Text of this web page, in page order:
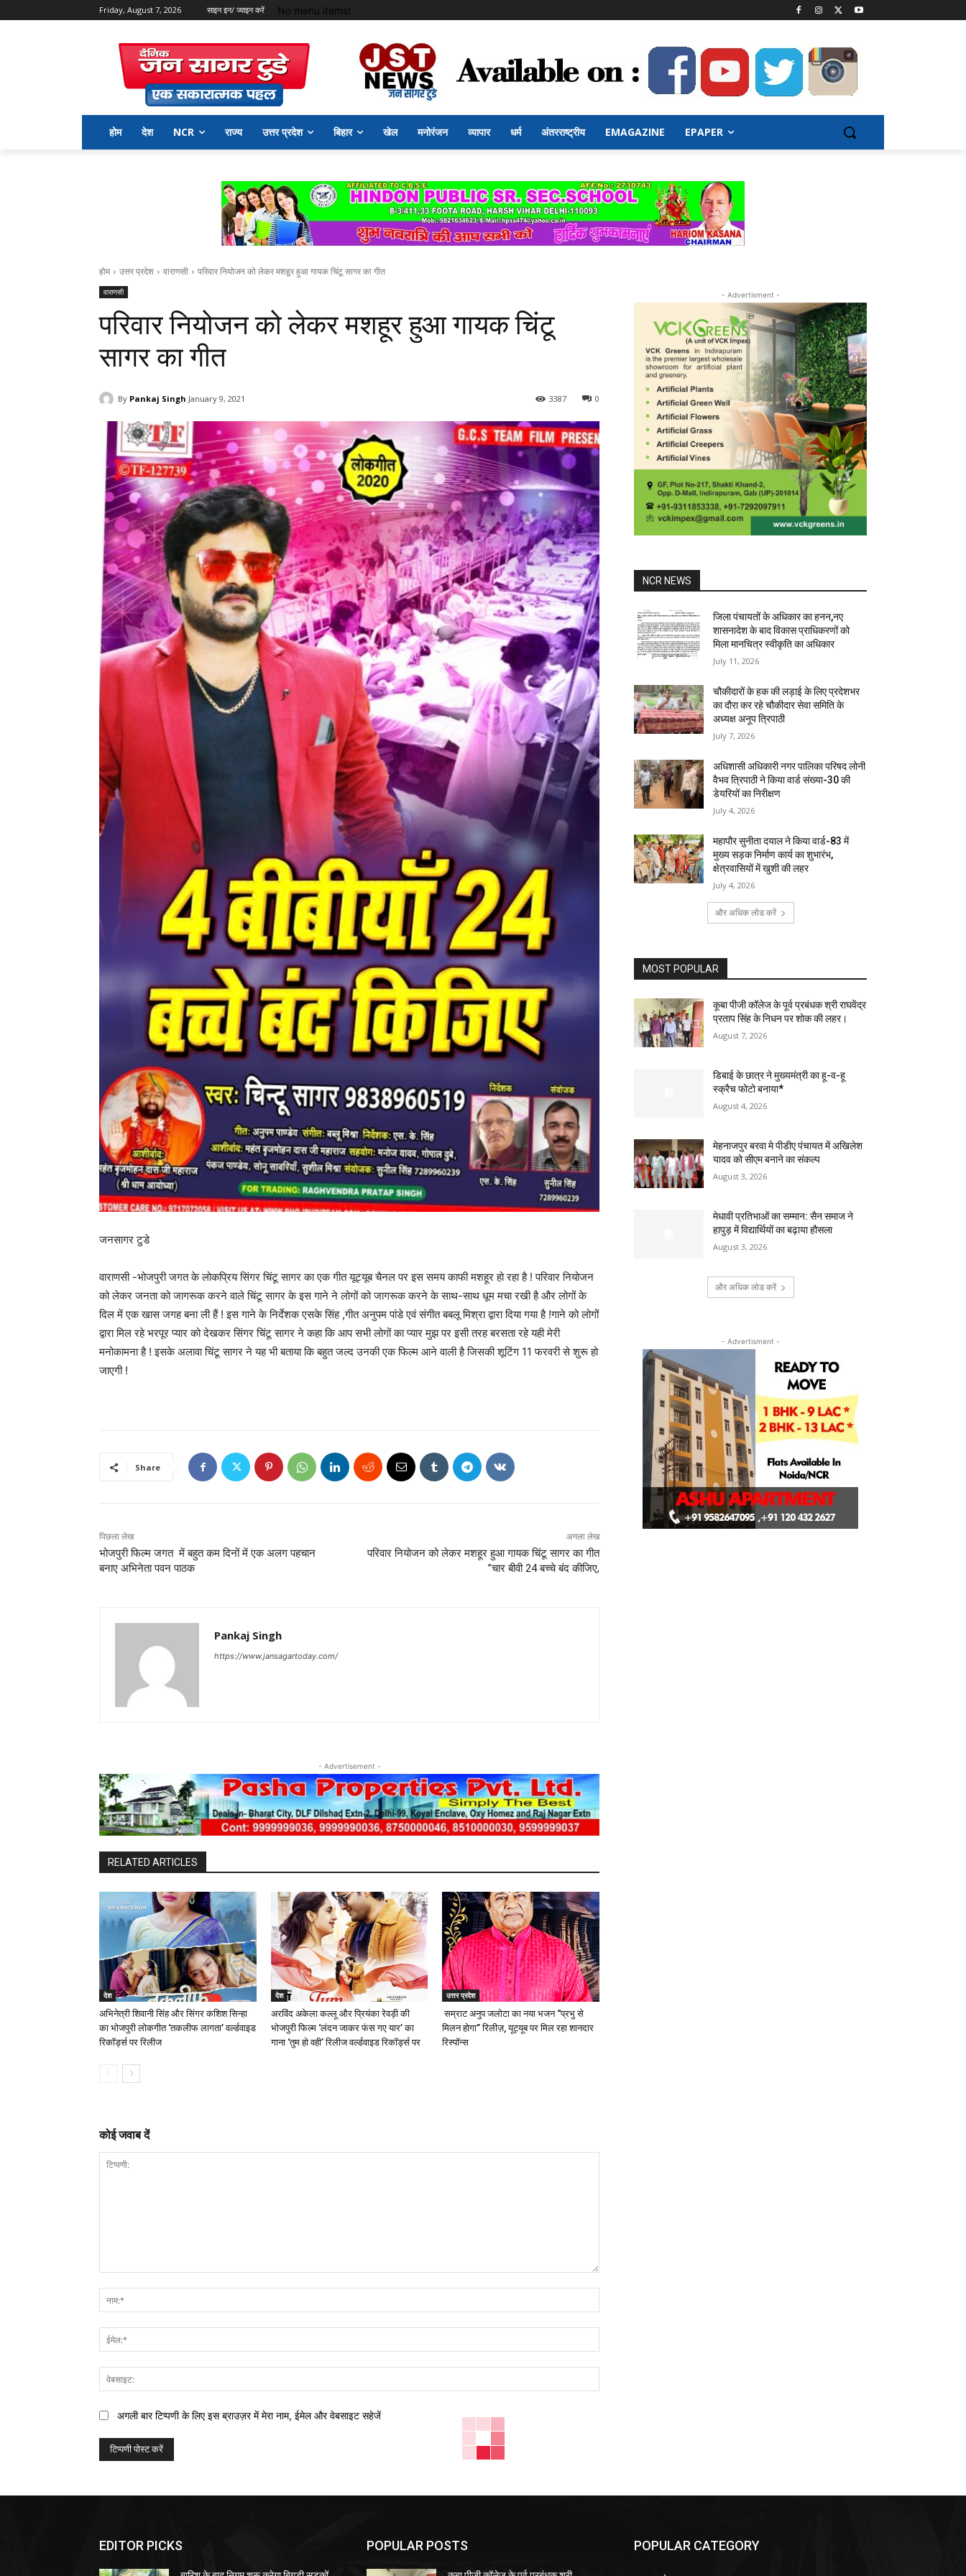
Friday, August 7, 2026 साइन इन/ ज्वाइन करें No menu items!
होम देश NCR राज्य उत्तर प्रदेश बिहार खेल मनोरंजन व्यापार धर्म अंतरराष्ट्रीय EMAGAZINE EPAPER
होम उत्तर प्रदेश वाराणसी परिवार नियोजन को लेकर मशहूर हुआ गायक चिंटू सागर का गीत
वाराणसी
परिवार नियोजन को लेकर मशहूर हुआ गायक चिंटू
सागर का गीत
By Pankaj Singh January 9, 2021 0
3387
जनसागर टुडे
वाराणसी -भोजपुरी जगत के लोकप्रिय सिंगर चिंटू सागर का एक गीत यूट्यूब चैनल पर इस समय काफी मशहूर हो रहा है ! परिवार नियोजन
को लेकर जनता को जागरूक करने वाले चिंटू सागर के इस गाने ने लोगों को जागरूक करने के साथ-साथ धूम मचा रखी है और लोगों के
दिल में एक खास जगह बना ली हैं ! इस गाने के निर्देशक एसके सिंह ,गीत अनुपम पांडे एवं संगीत बबलू मिश्रा द्वारा दिया गया है !गाने को लोगों
द्वारा मिल रहे भरपूर प्यार को देखकर सिंगर चिंटू सागर ने कहा कि आप सभी लोगों का प्यार मुझ पर इसी तरह बरसता रहे यही मेरी
मनोकामना है ! इसके अलावा चिंटू सागर ने यह भी बताया कि बहुत जल्द उनकी एक फिल्म आने वाली है जिसकी शूटिंग 11 फरवरी से शुरू हो
जाएगी !
Share
पिछला लेख
भोजपुरी फिल्म जगत में बहुत कम दिनों में एक अलग पहचान
बनाए अभिनेता पवन पाठक
अगला लेख
परिवार नियोजन को लेकर मशहूर हुआ गायक चिंटू सागर का गीत
”चार बीवी 24 बच्चे बंद कीजिए,
Pankaj Singh
https://www.jansagartoday.com/
- Advertisement -
RELATED ARTICLES
देश
अभिनेत्री शिवानी सिंह और सिंगर कशिश सिन्हा
का भोजपुरी लोकगीत ‘तकलीफ लागता’ वर्ल्डवाइड
रिकॉर्ड्स पर रिलीज
देश
अरविंद अकेला कल्लू और प्रियंका रेवड़ी की
भोजपुरी फिल्म ‘लंदन जाकर फंस गए यार’ का
गाना ‘तुम हो वही’ रिलीज वर्ल्डवाइड रिकॉर्ड्स पर
उत्तर प्रदेश
सम्राट अनुप जलोटा का नया भजन “प्रभु से
मिलन होगा” रिलीज़, यूट्यूब पर मिल रहा शानदार
रिस्पॉन्स
कोई जवाब दें
अगली बार टिप्पणी के लिए इस ब्राउज़र में मेरा नाम, ईमेल और वेबसाइट सहेजें
- Advertisment -
NCR NEWS
जिला पंचायतों के अधिकार का हनन,नए
शासनादेश के बाद विकास प्राधिकरणों को
मिला मानचित्र स्वीकृति का अधिकार
July 11, 2026
चौकीदारों के हक की लड़ाई के लिए प्रदेशभर
का दौरा कर रहे चौकीदार सेवा समिति के
अध्यक्ष अनूप त्रिपाठी
July 7, 2026
अधिशासी अधिकारी नगर पालिका परिषद लोनी
वैभव त्रिपाठी ने किया वार्ड संख्या-30 की
डेयरियों का निरीक्षण
July 4, 2026
महापौर सुनीता दयाल ने किया वार्ड-83 में
मुख्य सड़क निर्माण कार्य का शुभारंभ,
क्षेत्रवासियों में खुशी की लहर
July 4, 2026
और अधिक लोड करें
MOST POPULAR
कूबा पीजी कॉलेज के पूर्व प्रबंधक श्री राघवेंद्र
प्रताप सिंह के निधन पर शोक की लहर।
August 7, 2026
डिबाई के छात्र ने मुख्यमंत्री का हू-व-हू
स्क्रैच फोटो बनाया*
August 4, 2026
मेहनाजपुर बरवा मे पीडीए पंचायत में अखिलेश
यादव को सीएम बनाने का संकल्प
August 3, 2026
मेधावी प्रतिभाओं का सम्मान: सैन समाज ने
हापुड़ में विद्यार्थियों का बढ़ाया हौसला
August 3, 2026
और अधिक लोड करें
- Advertisment -
EDITOR PICKS POPULAR POSTS POPULAR CATEGORY